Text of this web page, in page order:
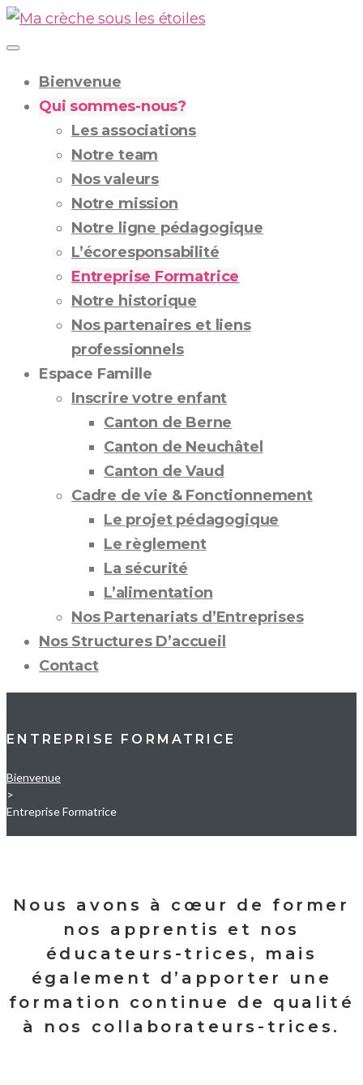
Skip
to
Bienvenue
Qui sommes-nous?
Les associations
Notre team
Nos valeurs
Notre mission
Notre ligne pédagogique
L’écoresponsabilité
Entreprise Formatrice
Notre historique
Nos partenaires et liens
professionnels
Espace Famille
Inscrire votre enfant
Canton de Berne
Canton de Neuchâtel
Canton de Vaud
Cadre de vie & Fonctionnement
Le projet pédagogique
Le règlement
La sécurité
L’alimentation
Nos Partenariats d’Entreprises
Nos Structures D’accueil
Contact
ENTREPRISE FORMATRICE
Bienvenue
>
Entreprise Formatrice
FORMATRICE
Nous avons à cœur de former
nos apprentis et nos
éducateurs-trices, mais
également d’apporter une
formation continue de qualité
à nos collaborateurs-trices.